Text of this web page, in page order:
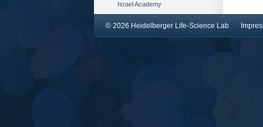
Israel Academy
© 2026 Heidelberger Life-Science Lab